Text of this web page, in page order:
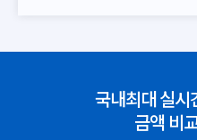
국내최대 실
금액 비